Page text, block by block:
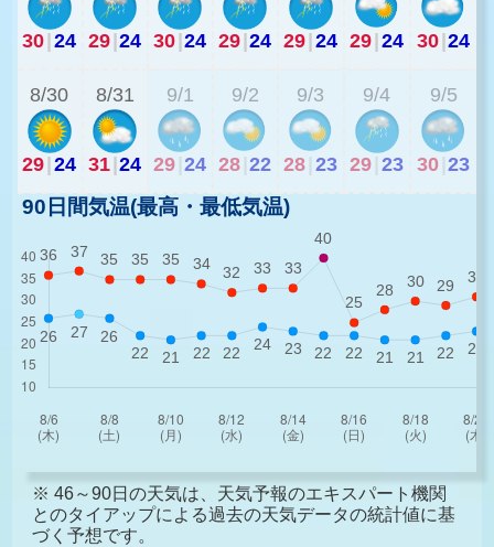
30|24 29|24 30|24 29|24 29|24 29|24 30|24
8/30
29|24
8/31
31|24
9/1
29 24
9/2
28 22
9/3
28 23
9/4
29 23
9/5
30 23
90日間気温(最高・最低気温)
※ 46～90日の天気は、天気予報のエキスパート機関
とのタイアップによる過去の天気データの統計値に基
づく予想です。